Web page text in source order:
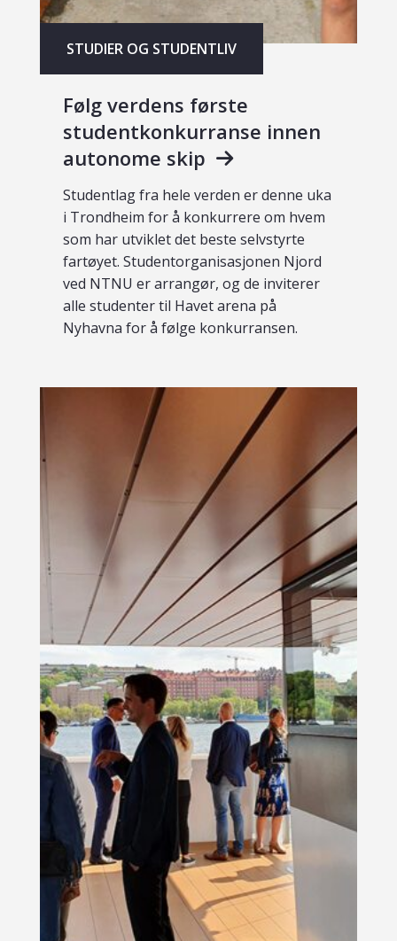
STUDIER OG STUDENTLIV
Følg verdens første
studentkonkurranse innen
autonome skip
Studentlag fra hele verden er denne uka
i Trondheim for å konkurrere om hvem
som har utviklet det beste selvstyrte
fartøyet. Studentorganisasjonen Njord
ved NTNU er arrangør, og de inviterer
alle studenter til Havet arena på
Nyhavna for å følge konkurransen.